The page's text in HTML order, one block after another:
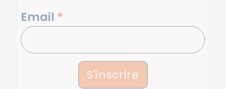
NEWSLETTERS
Email *
S'inscrire